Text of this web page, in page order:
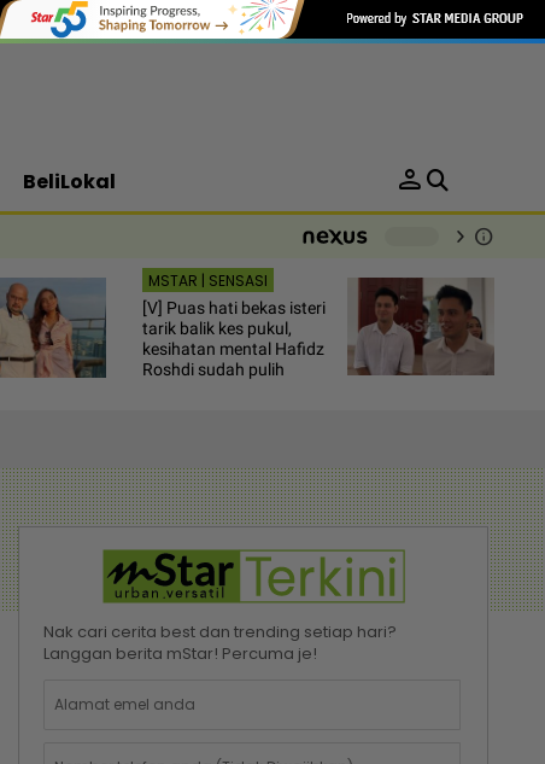
BeliLokal person
chevron_right info
MSTAR | SENSASI
[V] Puas hati bekas isteri
tarik balik kes pukul,
kesihatan mental Hafidz
Roshdi sudah pulih
Nak cari cerita best dan trending setiap hari?
Langgan berita mStar! Percuma je!